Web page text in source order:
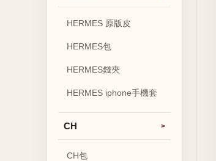
HERMES 原版皮
HERMES包
HERMES錢夾
HERMES iphone手機套
CH
CH包